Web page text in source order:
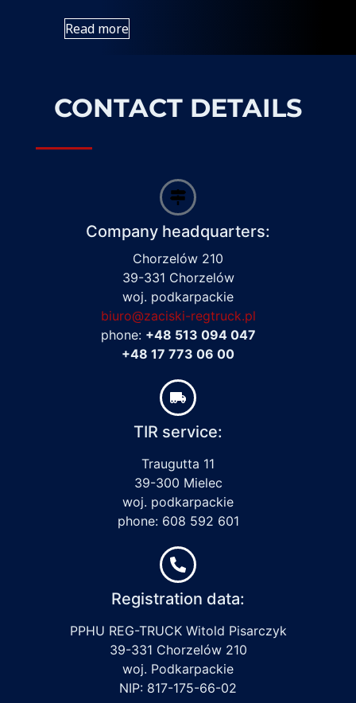
Read more
CONTACT DETAILS
Company headquarters:
Chorzelów 210
39-331 Chorzelów
woj. podkarpackie
biuro@zaciski-regtruck.pl
phone: +48 513 094 047
+48 17 773 06 00
TIR service:
Traugutta 11
39-300 Mielec
woj. podkarpackie
phone: 608 592 601
Registration data:
PPHU REG-TRUCK Witold Pisarczyk
39-331 Chorzelów 210
woj. Podkarpackie
NIP: 817-175-66-02